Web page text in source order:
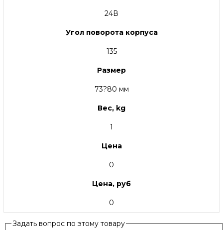
24В
Угол поворота корпуса
135
Размер
73?80 мм
Вес, kg
1
Цена
0
Цена, руб
0
Задать вопрос по этому товару